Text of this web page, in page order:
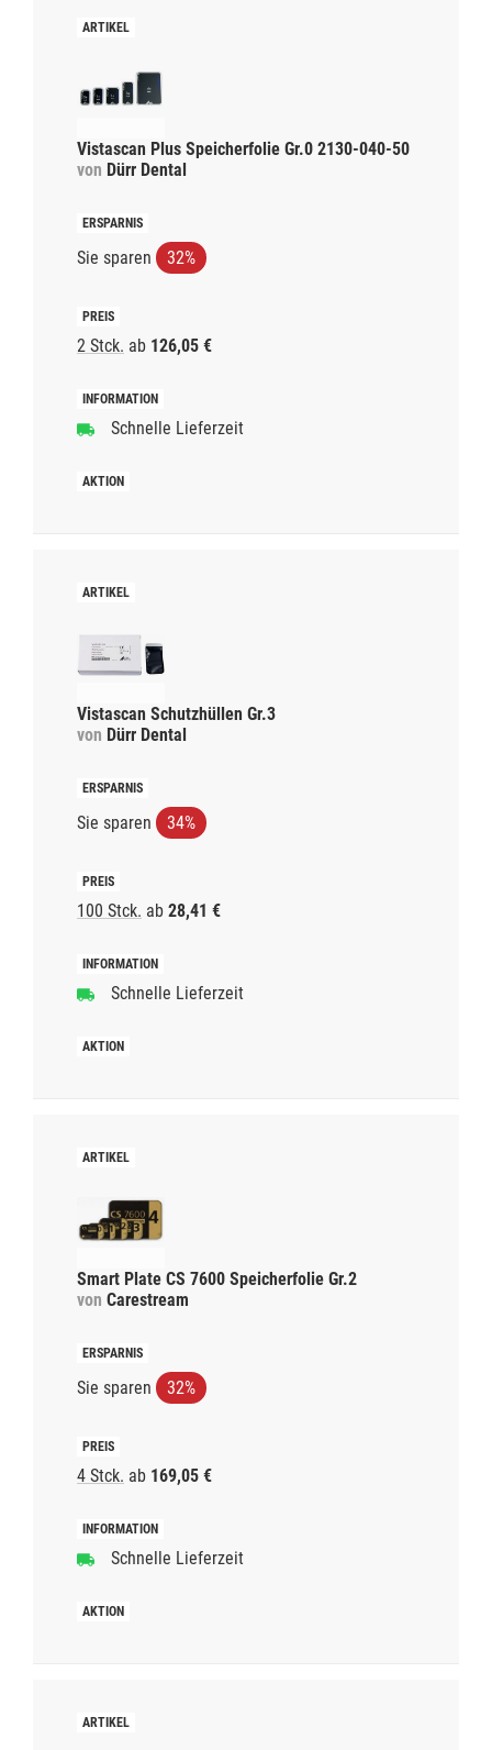
Vistascan Plus Speicherfolie Gr.0 2130-040-50
von Dürr Dental
Sie sparen 32%
2 Stck. ab 126,05 €
Schnelle Lieferzeit
Vistascan Schutzhüllen Gr.3
von Dürr Dental
Sie sparen 34%
100 Stck. ab 28,41 €
Schnelle Lieferzeit
Smart Plate CS 7600 Speicherfolie Gr.2
von Carestream
Sie sparen 32%
4 Stck. ab 169,05 €
Schnelle Lieferzeit